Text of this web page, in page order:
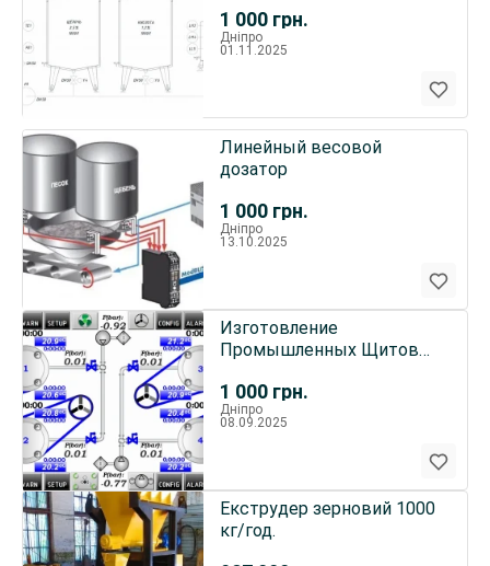
1 000 грн.
промышленности
Дніпро
01.11.2025
1 000 грн.
Линейный весовой
дозатор
Дніпро
13.10.2025
1 000 грн.
Изготовление
Промышленных Щитов
Дніпро
08.09.2025
Екструдер зерновий 1000
кг/год.